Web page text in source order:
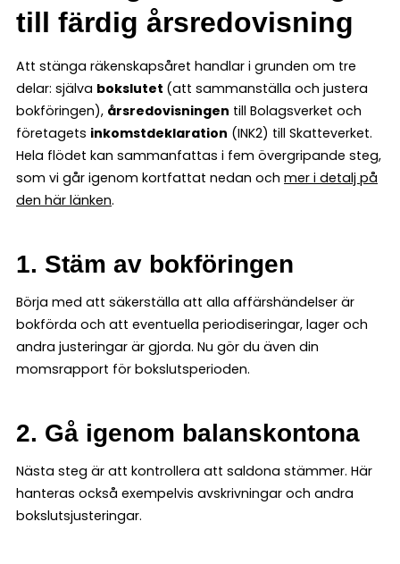
till färdig årsredovisning
Att stänga räkenskapsåret handlar i grunden om tre
delar: själva bokslutet (att sammanställa och justera
bokföringen), årsredovisningen till Bolagsverket och
företagets inkomstdeklaration (INK2) till Skatteverket.
Hela flödet kan sammanfattas i fem övergripande steg,
som vi går igenom kortfattat nedan och mer i detalj på
den här länken.
1. Stäm av bokföringen
Börja med att säkerställa att alla affärshändelser är
bokförda och att eventuella periodiseringar, lager och
andra justeringar är gjorda. Nu gör du även din
momsrapport för bokslutsperioden.
2. Gå igenom balanskontona
Nästa steg är att kontrollera att saldona stämmer. Här
hanteras också exempelvis avskrivningar och andra
bokslutsjusteringar.